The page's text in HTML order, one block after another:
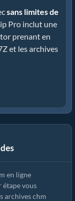
sans limites de
Pro inclut une
prenant en
et les archives
ezyZip (gratuit,
en ligne
étape vous
archives chm